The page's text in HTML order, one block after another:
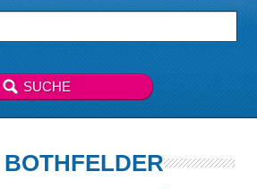
BOTHFELDER